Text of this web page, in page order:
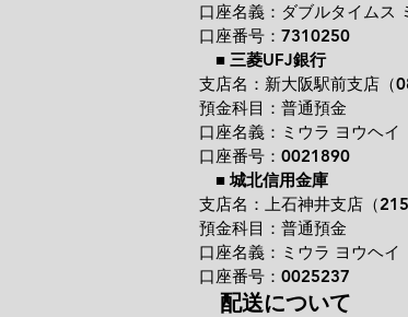
口座名義：ダブルタイムス
口座番号：7310250
■ 三菱UFJ銀
支店名：新大阪駅前支店
預金科目：普通
口座名義：ミウラ ヨ
口座番号：
■ 城北信用金庫
支店名：上石神井支店（215
預金科目：普通預金
口座名義：ミウラ ヨウヘイ
口座番号：0025237
配送について